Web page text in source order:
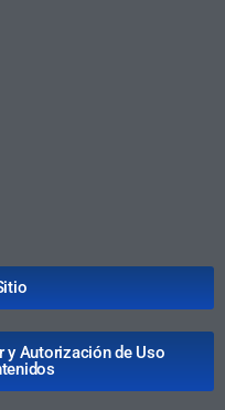
y Autorización de Uso